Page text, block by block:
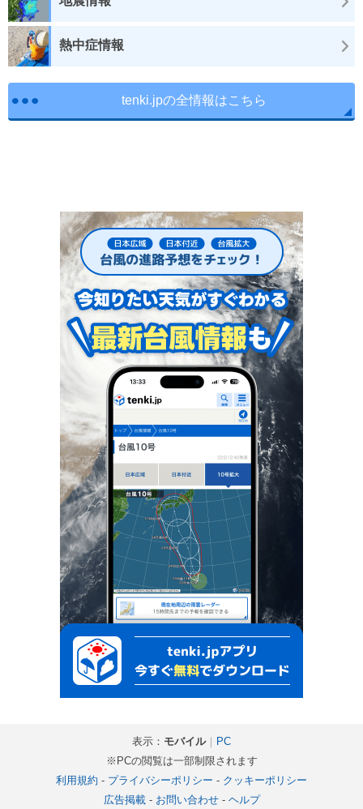
熱中症情報
tenki.jpの全情報はこちら
表示： モバイル｜ PC
※PCの閲覧は一部制限されます
利用規約 - プライバシーポリシー - クッキーポリシー
広告掲載- お問い合わせ- ヘルプ